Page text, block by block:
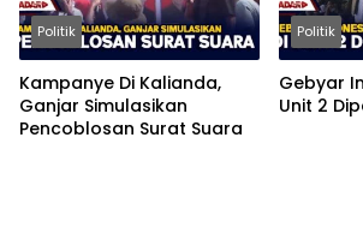
Politik
Kampanye Di Kalianda,
Ganjar Simulasikan
Pencoblosan Surat Suara
Politik
Gebyar
Unit 2